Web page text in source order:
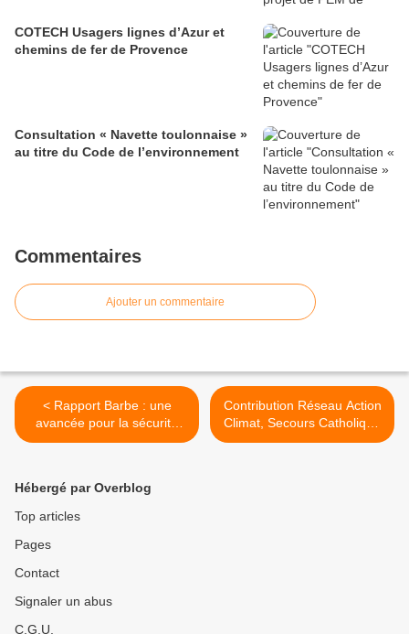
COTECH Usagers lignes d’Azur et
chemins de fer de Provence
Consultation « Navette toulonnaise »
au titre du Code de l’environnement
Commentaires
Ajouter un commentaire
< Rapport Barbe : une
avancée pour la sécurité
des cyclistes
Contribution Réseau Action
Climat, Secours Catholique
et UFC-Que Choisir à la
Hébergé par Overblog
Top articles
Pages
Contact
Signaler un abus
C.G.U.